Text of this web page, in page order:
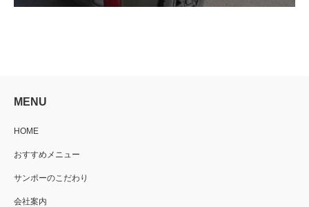
MENU
HOME
おすすめメニュー
サンポーのこだわり
会社案内